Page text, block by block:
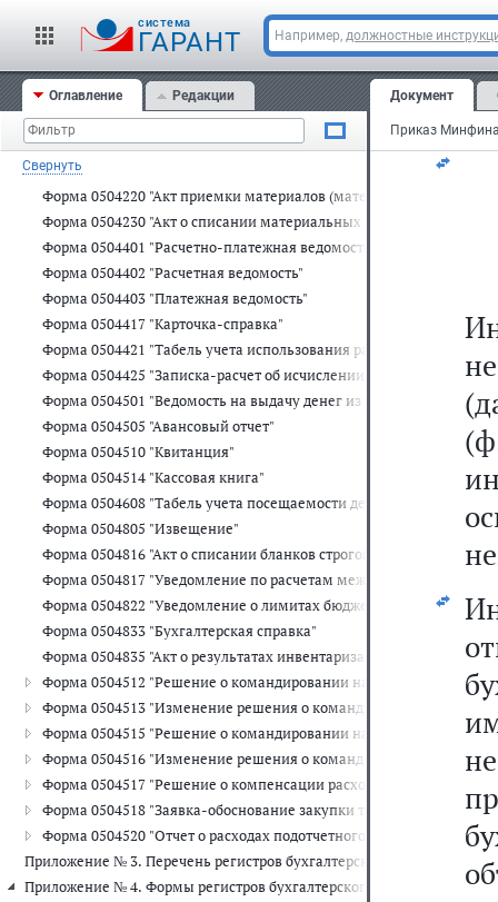
cистема
ГАРАНТ Например, должностные
Оглавление Редакции
Свернуть
Форма 0504202 "Меню-требование на выдачу продуктов питания"
Форма 0504203 "Ведомость на выдачу кормов и фуража"
Форма 0504204 "Требование-накладная"
Форма 0504205 "Накладная на отпуск материалов (материальных
Форма 0504206 "Карточка (книга) учета выдачи имущества в
Форма 0504207 "Приходный ордер на приемку материальных
Форма 0504210 "Ведомость выдачи материальных ценностей на
Форма 0504220 "Акт приемки материалов (материальных
Форма 0504230 "Акт о списании материальных запасов"
Форма 0504401 "Расчетно-платежная ведомость"
Форма 0504402 "Расчетная ведомость"
Форма 0504403 "Платежная ведомость"
Форма 0504417 "Карточка-справка"
Форма 0504421 "Табель учета использования рабочего времени"
Форма 0504425 "Записка-расчет об исчислении среднего
Форма 0504501 "Ведомость на выдачу денег из кассы
Форма 0504505 "Авансовый отчет"
Форма 0504510 "Квитанция"
Форма 0504514 "Кассовая книга"
Форма 0504608 "Табель учета посещаемости детей"
Форма 0504805 "Извещение"
Форма 0504816 "Акт о списании бланков строгой отчетности"
Форма 0504817 "Уведомление по расчетам между бюджетами"
Форма 0504822 "Уведомление о лимитах бюджетных
Форма 0504833 "Бухгалтерская справка"
Форма 0504835 "Акт о результатах инвентаризации"
Форма 0504512 "Решение о командировании на территории
Форма 0504513 "Изменение решения о командировании на
Форма 0504515 "Решение о командировании на территорию
Форма 0504516 "Изменение решения о командировании на
Форма 0504517 "Решение о компенсации расходов на оплату
Форма 0504518 "Заявка-обоснование закупки товаров, работ,
Форма 0504520 "Отчет о расходах подотчетного лица"
Приложение № 3. Перечень регистров бухгалтерского учета,
Приложение № 4. Формы регистров бухгалтерского учета,
Документ